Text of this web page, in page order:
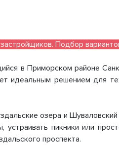
Подбор
в Приморском районе
идеальным решением для
озера и
пикники или
проспекта.